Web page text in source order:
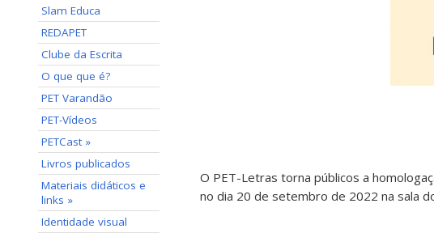
Slam Educa
REDAPET
Clube da Escrita
O que que é?
PET Varandão
PET-Vídeos
PETCast »
Livros publicados
Materiais didáticos e
links »
Identidade visual
O PET-Letras torna públicos a
no dia 20 de setembro de 2022 na sala